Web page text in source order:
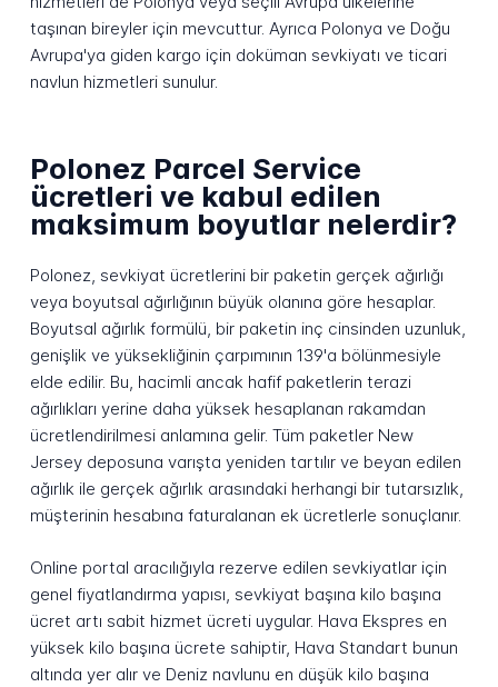
taşınan bireyler için mevcuttur. Ayrıca Polonya ve Doğu
Avrupa'ya giden kargo için doküman sevkiyatı ve ticari
navlun hizmetleri sunulur.
Polonez Parcel Service
ücretleri ve kabul edilen
maksimum boyutlar nelerdir?
Polonez, sevkiyat ücretlerini bir paketin gerçek ağırlığı
veya boyutsal ağırlığının büyük olanına göre hesaplar.
Boyutsal ağırlık formülü, bir paketin inç cinsinden uzunluk,
genişlik ve yüksekliğinin çarpımının 139'a bölünmesiyle
elde edilir. Bu, hacimli ancak hafif paketlerin terazi
ağırlıkları yerine daha yüksek hesaplanan rakamdan
ücretlendirilmesi anlamına gelir. Tüm paketler New
Jersey deposuna varışta yeniden tartılır ve beyan edilen
ağırlık ile gerçek ağırlık arasındaki herhangi bir tutarsızlık,
müşterinin hesabına faturalanan ek ücretlerle sonuçlanır.
Online portal aracılığıyla rezerve edilen sevkiyatlar için
genel fiyatlandırma yapısı, sevkiyat başına kilo başına
ücret artı sabit hizmet ücreti uygular. Hava Ekspres en
yüksek kilo başına ücrete sahiptir, Hava Standart bunun
altında yer alır ve Deniz navlunu en düşük kilo başına